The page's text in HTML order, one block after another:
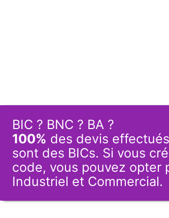
BIC ? BNC ? BA ?
100% des devis
sont des BICs. Si vous
code, vous pouvez opter
Industriel et Commercial.